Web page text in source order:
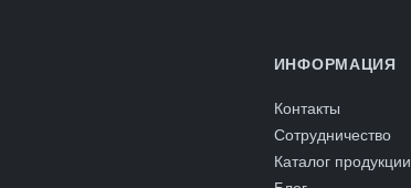
ИНФОРМАЦИЯ
Контакты
Сотрудничество
Каталог продукции